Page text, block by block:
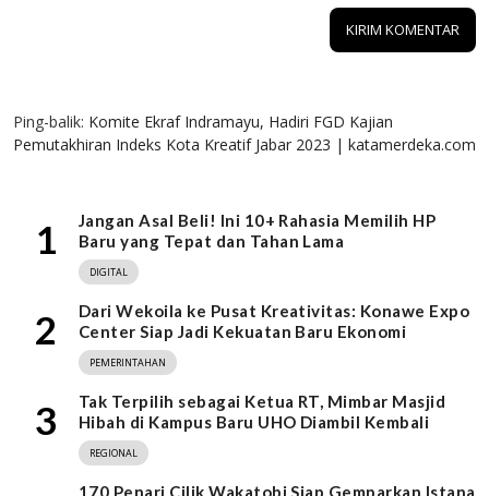
Ping-balik: Komite Ekraf Indramayu, Hadiri FGD Kajian
Pemutakhiran Indeks Kota Kreatif Jabar 2023 | katamerdeka.com
1
Jangan Asal Beli! Ini 10+ Rahasia Memilih HP
Baru yang Tepat dan Tahan Lama
DIGITAL
2
Dari Wekoila ke Pusat Kreativitas: Konawe Expo
Center Siap Jadi Kekuatan Baru Ekonomi
PEMERINTAHAN
3
Tak Terpilih sebagai Ketua RT, Mimbar Masjid
Hibah di Kampus Baru UHO Diambil Kembali
REGIONAL
170 Penari Cilik Wakatobi Siap Gemparkan Istana